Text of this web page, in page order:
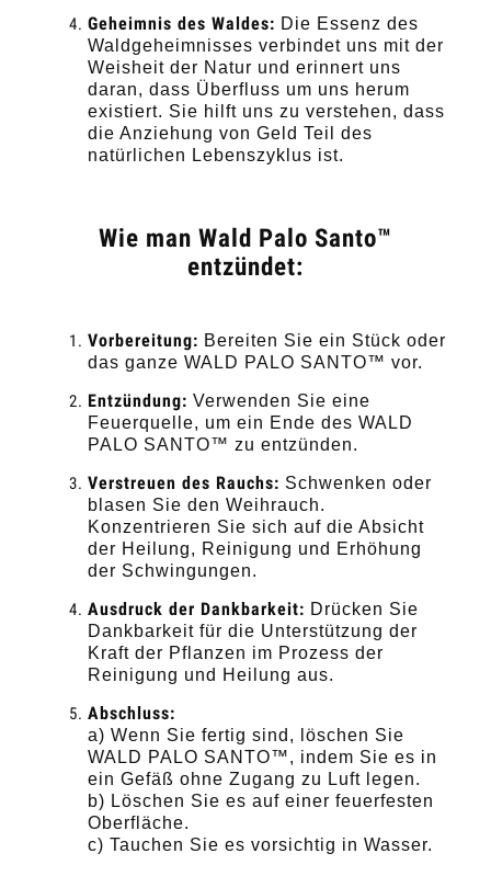
Geheimnis des Waldes: Die Essenz des
Waldgeheimnisses verbindet uns mit der
Weisheit der Natur und erinnert uns
daran, dass Überfluss um uns herum
existiert. Sie hilft uns zu verstehen, dass
die Anziehung von Geld Teil des
natürlichen Lebenszyklus ist.
Wie man Wald Palo Santo™
entzündet:
Vorbereitung: Bereiten Sie ein Stück oder
das ganze WALD PALO SANTO™ vor.
Entzündung: Verwenden Sie eine
Feuerquelle, um ein Ende des WALD
PALO SANTO™ zu entzünden.
Verstreuen des Rauchs: Schwenken oder
blasen Sie den Weihrauch.
Konzentrieren Sie sich auf die Absicht
der Heilung, Reinigung und Erhöhung
der Schwingungen.
Ausdruck der Dankbarkeit: Drücken Sie
Dankbarkeit für die Unterstützung der
Kraft der Pflanzen im Prozess der
Reinigung und Heilung aus.
Abschluss:
a) Wenn Sie fertig sind, löschen Sie
WALD PALO SANTO™, indem Sie es in
ein Gefäß ohne Zugang zu Luft legen.
b) Löschen Sie es auf einer feuerfesten
Oberfläche.
c) Tauchen Sie es vorsichtig in Wasser.